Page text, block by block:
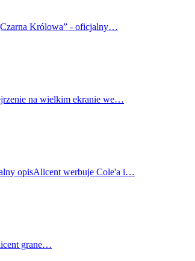
Królowa” - oficjalny…
na wielkim ekranie we…
opisAlicent werbuje Cole'a i…
grane…